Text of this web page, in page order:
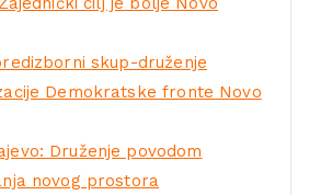
skup-druženje
Demokratske fronte Novo
Druženje povodom
novog prostora